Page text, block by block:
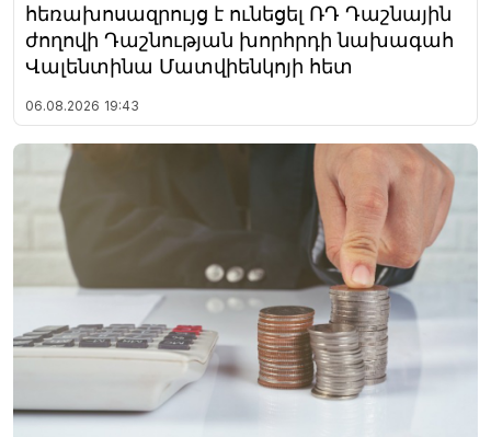
հեռախոսազրույց է ունեցել ՌԴ Դաշնային
ժողովի Դաշնության խորհրդի նախագահ
Վալենտինա Մատվիենկոյի հետ
06.08.2026 19:43